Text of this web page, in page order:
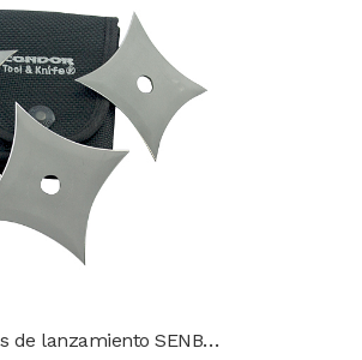
Set de estrellas de lanzamiento SENBAN SHURIKEN Condor TK